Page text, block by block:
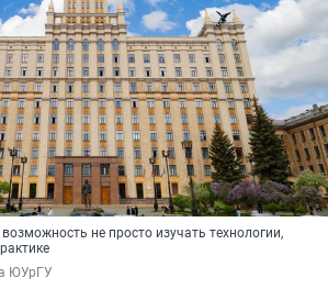
не просто изучать технологии,
ЮУрГУ